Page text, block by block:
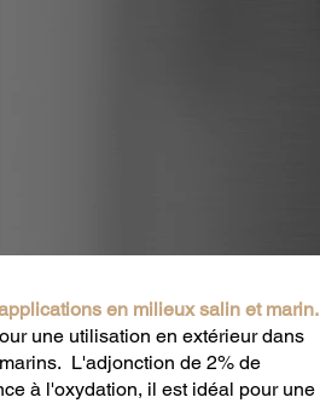
en milieux salin et marin.
une utilisation en extérieur dans
L'adjonction de 2% de
à l'oxydation, il est idéal pour une